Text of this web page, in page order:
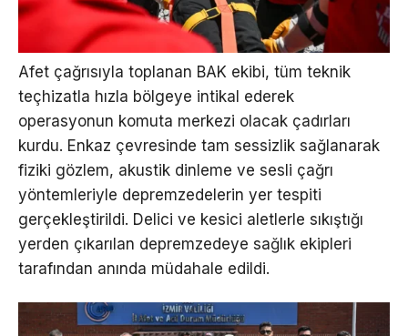
Afet çağrısıyla toplanan BAK ekibi, tüm teknik
teçhizatla hızla bölgeye intikal ederek
operasyonun komuta merkezi olacak çadırları
kurdu. Enkaz çevresinde tam sessizlik sağlanarak
fiziki gözlem, akustik dinleme ve sesli çağrı
yöntemleriyle depremzedelerin yer tespiti
gerçekleştirildi. Delici ve kesici aletlerle sıkıştığı
yerden çıkarılan depremzedeye sağlık ekipleri
tarafından anında müdahale edildi.